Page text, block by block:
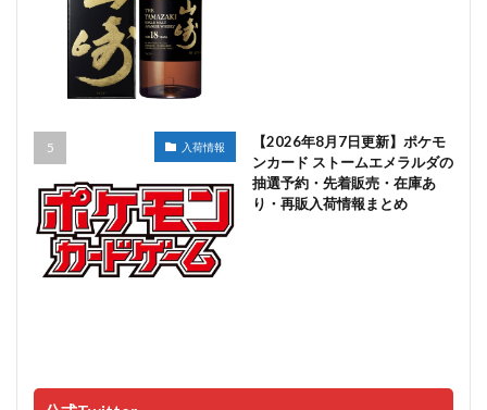
入荷情報
【2026年8月7日更新】ポケモ
ンカード ストームエメラルダの
抽選予約・先着販売・在庫あ
り・再販入荷情報まとめ